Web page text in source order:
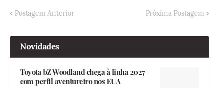
Postagem Anterior Próxima Postagem
Novidades
Toyota bZ Woodland chega à linha 2027
com perfil aventureiro nos EUA